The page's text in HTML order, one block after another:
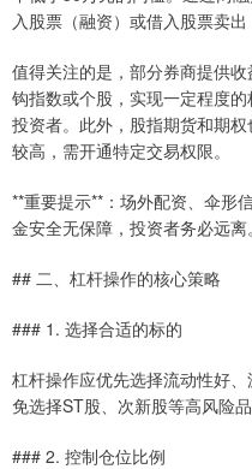
入股票（融资）或借入股票卖
值得关注的是，部分券商提供
钩指数或个股，实现一定程度
投资者。此外，股指期货和期
较高，需开通特定交易权限。
**重要提示**：场外配资、伞形
金安全无保障，投资者务必远离。
## 二、杠杆操作的核心策略
### 1. 选择合适的标的
杠杆操作应优先选择流动性好
免选择ST股、次新股等高风险
### 2. 控制仓位比例